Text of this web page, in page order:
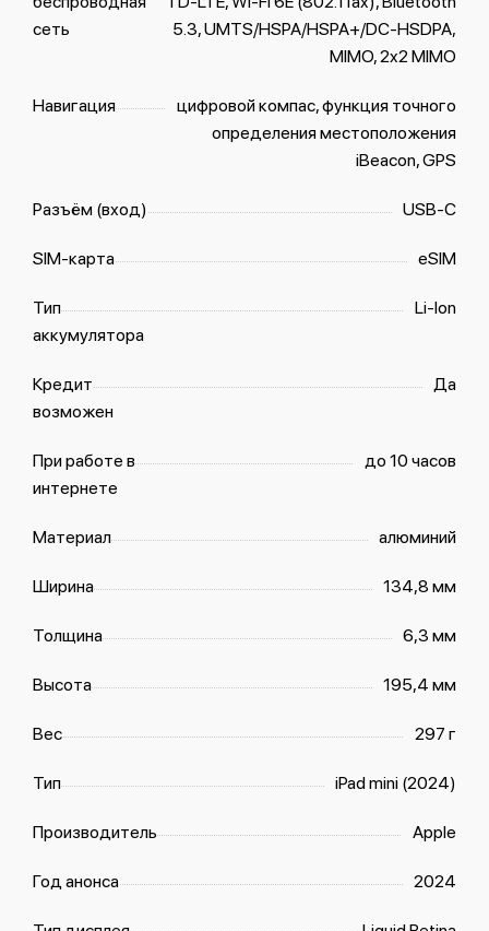
сеть
5.3, UMTS/HSPA/​HSPA+/​DC-HSDPA,
MIMO, 2x2 MIMO
Навигация
цифровой компас, функция точного
определения местоположения
iBeacon, GPS
Разъём (вход) USB‑C
SIM-карта eSIM
Тип
аккумулятора
Li-Ion
Кредит
возможен
Да
При работе в
интернете
до 10 часов
Материал алюминий
Ширина 134,8 мм
Толщина 6,3 мм
Высота 195,4 мм
Вес 297 г
Тип iPad mini (2024)
Производитель Apple
Год анонса 2024